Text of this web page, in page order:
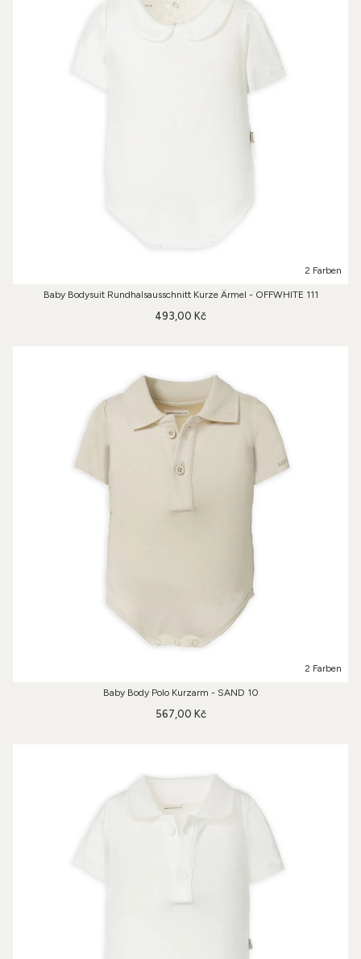
2 Farben
Baby Bodysuit Rundhalsausschnitt Kurze Ärmel - OFFWHITE 111
493,00 Kč
2 Farben
Baby Body Polo Kurzarm - SAND 10
567,00 Kč